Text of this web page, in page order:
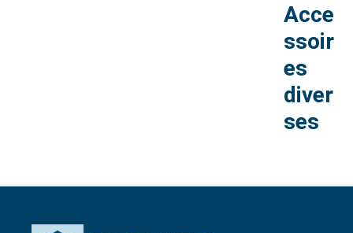
Acce
ssoir
es
diver
ses